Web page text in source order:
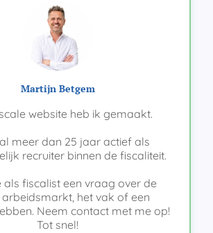
Martijn Betgem
website heb ik gemaakt.
meer dan 25 jaar actief als
recruiter binnen de fiscaliteit.
als fiscalist een vraag over de
het vak of een
Neem contact met me op!
Tot snel!